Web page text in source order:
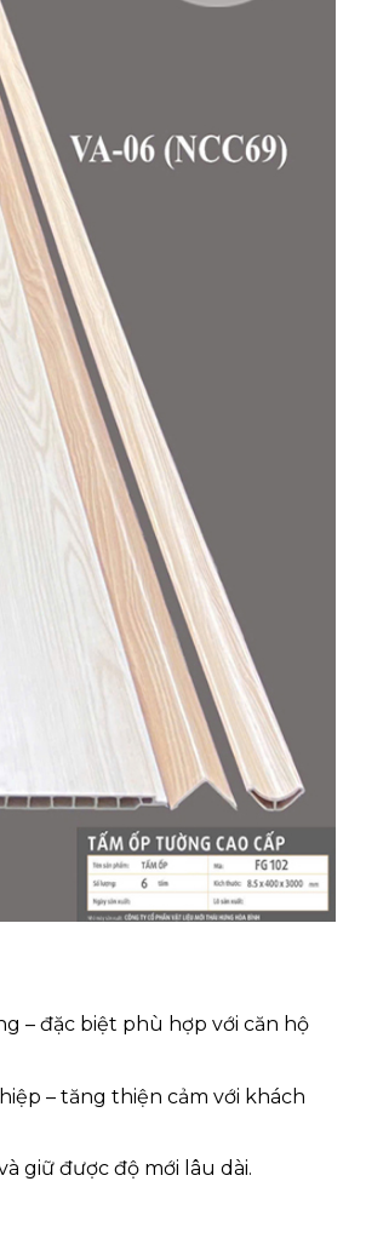
– đặc biệt phù hợp với căn hộ
– tăng thiện cảm với khách
giữ được độ mới lâu dài.